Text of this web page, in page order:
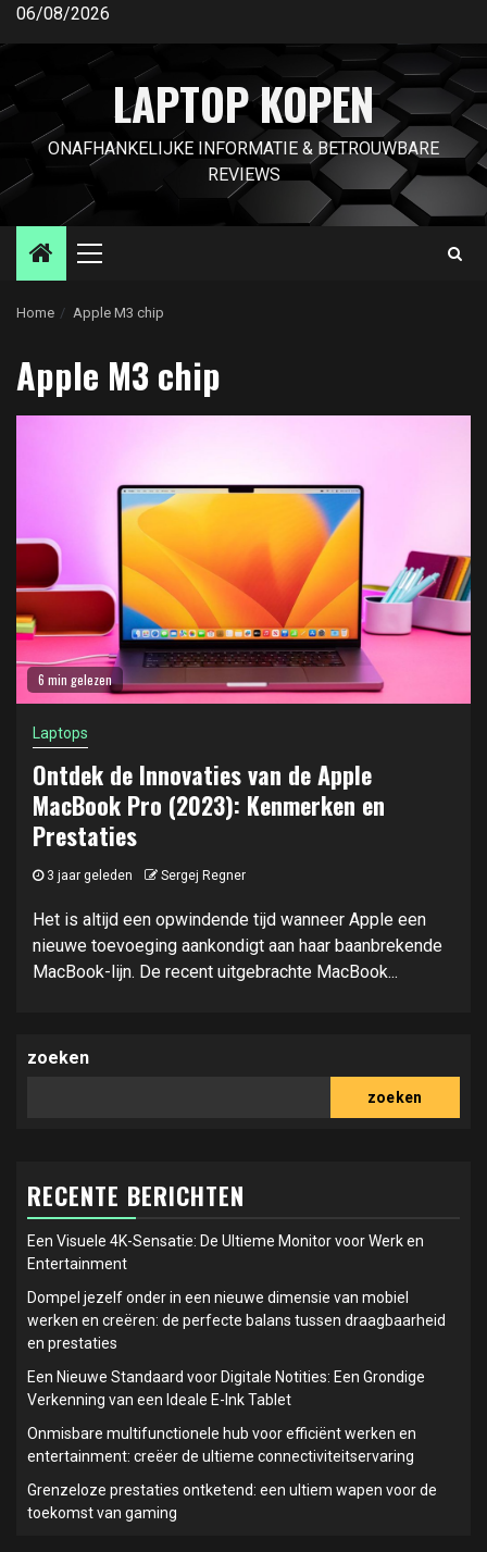
Ga
inhoud
06/08/2026
LAPTOP KOPEN
ONAFHANKELIJKE INFORMATIE & BETROUWBARE
REVIEWS
Primair
Home Apple M3 chip
Apple M3 chip
6 min gelezen
Laptops
Ontdek de Innovaties van de Apple
MacBook Pro (2023): Kenmerken en
Prestaties
3 jaar geleden Sergej Regner
Het is altijd een opwindende tijd wanneer Apple een
nieuwe toevoeging aankondigt aan haar baanbrekende
MacBook-lijn. De recent uitgebrachte MacBook...
zoeken
zoeken
RECENTE BERICHTEN
Een Visuele 4K-Sensatie: De Ultieme Monitor voor Werk en
Entertainment
Dompel jezelf onder in een nieuwe dimensie van mobiel
werken en creëren: de perfecte balans tussen draagbaarheid
en prestaties
Een Nieuwe Standaard voor Digitale Notities: Een Grondige
Verkenning van een Ideale E-Ink Tablet
Onmisbare multifunctionele hub voor efficiënt werken en
entertainment: creëer de ultieme connectiviteitservaring
Grenzeloze prestaties ontketend: een ultiem wapen voor de
toekomst van gaming